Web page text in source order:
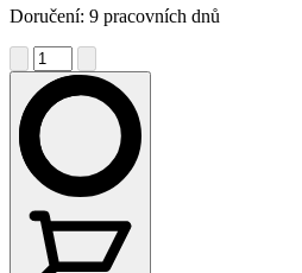
Doručení: 9 pracovních dnů